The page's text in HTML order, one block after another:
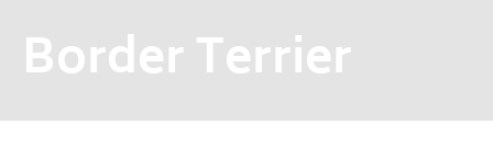
Border Terrier